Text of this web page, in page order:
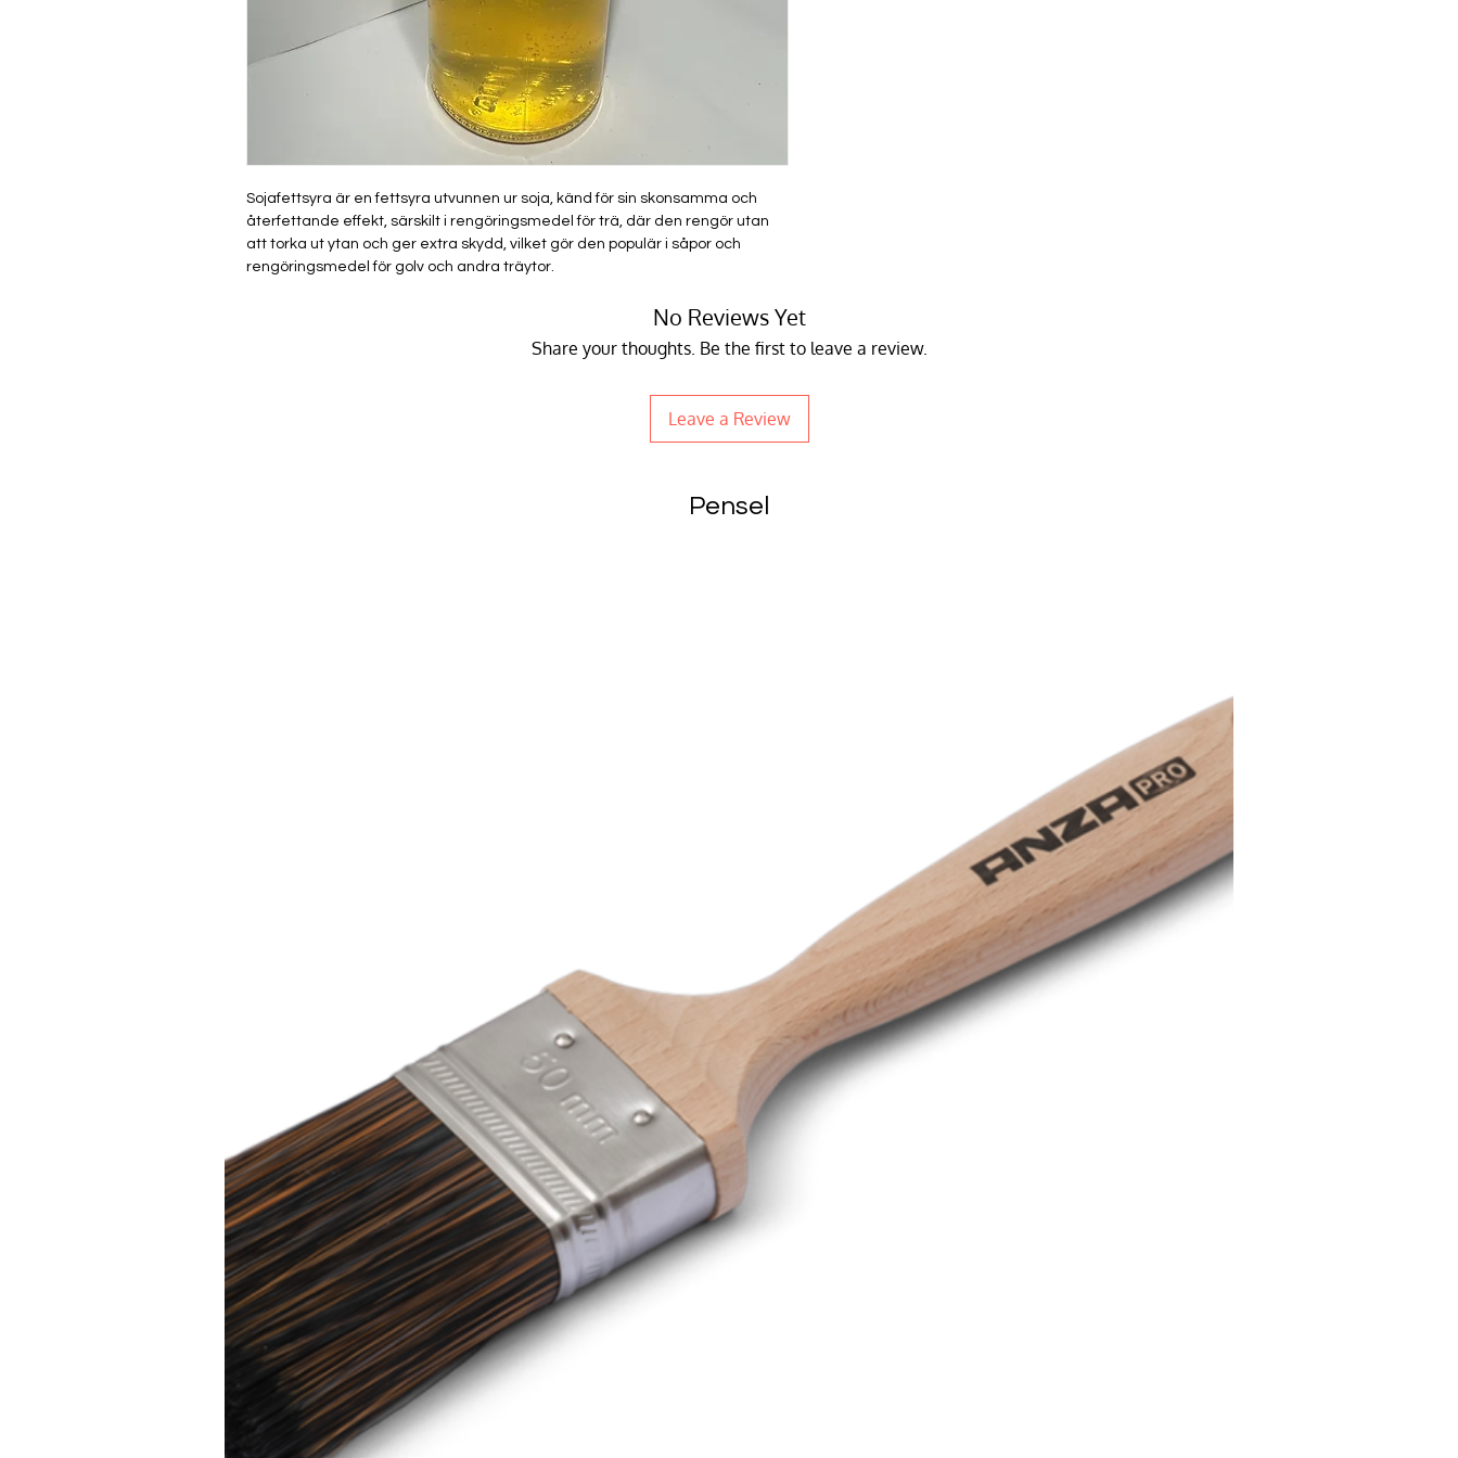
Sojafettsyra är en fettsyra utvunnen ur soja, känd för sin skonsamma och
återfettande effekt, särskilt i rengöringsmedel för trä, där den rengör utan
att torka ut ytan och ger extra skydd, vilket gör den populär i såpor och
rengöringsmedel för golv och andra träytor.
No Reviews Yet
Share your thoughts. Be the first to leave a review.
Leave a Review
Pensel